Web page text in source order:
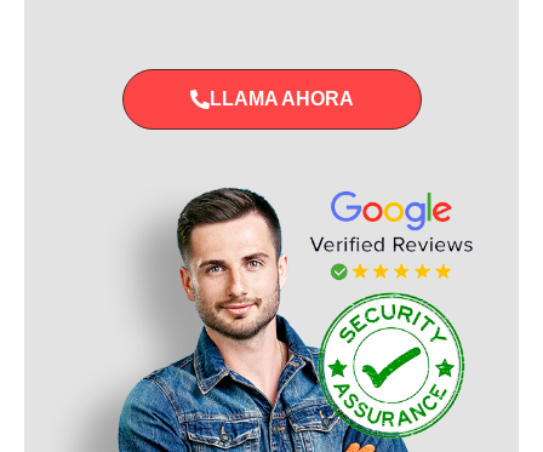
LLAMA AHORA